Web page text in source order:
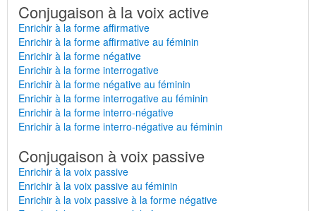
Conjugaison à la voix active
Enrichir à la forme affirmative
Enrichir à la forme affirmative au féminin
Enrichir à la forme négative
Enrichir à la forme interrogative
Enrichir à la forme négative au féminin
Enrichir à la forme interrogative au féminin
Enrichir à la forme interro-négative
Enrichir à la forme interro-négative au féminin
Conjugaison à voix passive
Enrichir à la voix passive
Enrichir à la voix passive au féminin
Enrichir à la voix passive à la forme négative